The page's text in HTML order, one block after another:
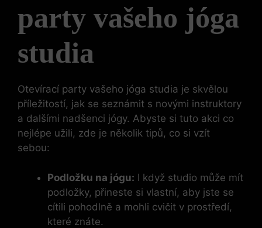
party vašeho jóga
studia
Otevírací party vašeho jóga studia je skvělou
příležitostí, jak se seznámit s novými instruktory
a dalšími nadšenci jógy. Abyste si tuto akci co
nejlépe užili, zde je několik tipů, co si vzít
sebou:
Podložku na jógu: I když studio může mít
podložky, přineste si vlastní, aby jste se
cítili pohodlně a mohli cvičit v prostředí,
které znáte.